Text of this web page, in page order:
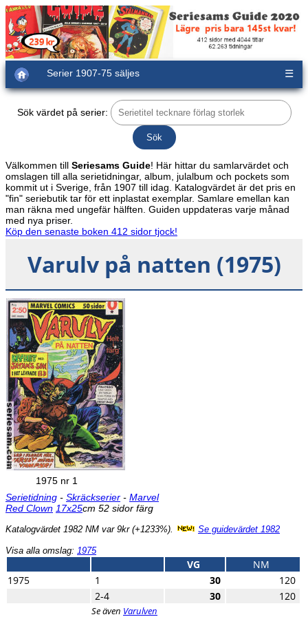
Serier 1907-75 säljes ☰
Sök värdet på serier:
Välkommen till Seriesams Guide! Här hittar du samlarvärdet och
omslagen till alla serietidningar, album, julalbum och pockets som
kommit ut i Sverige, från 1907 till idag. Katalogvärdet är det pris en
"fin" seriebutik tar för ett inplastat exemplar. Samlare emellan kan
man räkna med ungefär hälften. Guiden uppdateras varje månad
med nya priser.
Köp den senaste boken 412 sidor tjock!
Varulv på natten (1975)
1975 nr 1
Serietidning - Skräckserier - Marvel
Red Clown 17x25cm 52 sidor färg
Katalogvärdet 1982 NM var 9kr (+1233%). Se guidevärdet 1982
Visa alla omslag: 1975
VG
NM
1975
1 30
120
2-4
30 120
Se även Varulven